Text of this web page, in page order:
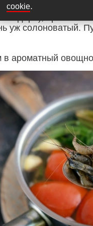
cookie. попробуйте
уж солоноватый.
ароматный